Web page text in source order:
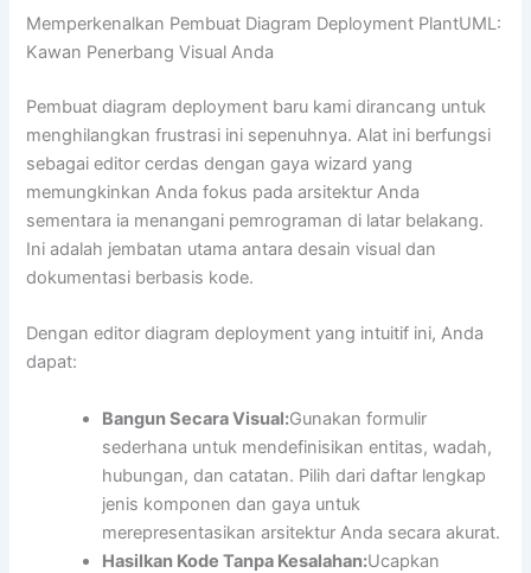
Memperkenalkan Pembuat Diagram Deployment PlantUML:
Kawan Penerbang Visual Anda
Pembuat diagram deployment baru kami dirancang untuk
menghilangkan frustrasi ini sepenuhnya. Alat ini berfungsi
sebagai editor cerdas dengan gaya wizard yang
memungkinkan Anda fokus pada arsitektur Anda
sementara ia menangani pemrograman di latar belakang.
Ini adalah jembatan utama antara desain visual dan
dokumentasi berbasis kode.
Dengan editor diagram deployment yang intuitif ini, Anda
dapat:
Bangun Secara Visual:Gunakan formulir
sederhana untuk mendefinisikan entitas, wadah,
hubungan, dan catatan. Pilih dari daftar lengkap
jenis komponen dan gaya untuk
merepresentasikan arsitektur Anda secara akurat.
Hasilkan Kode Tanpa Kesalahan:Ucapkan